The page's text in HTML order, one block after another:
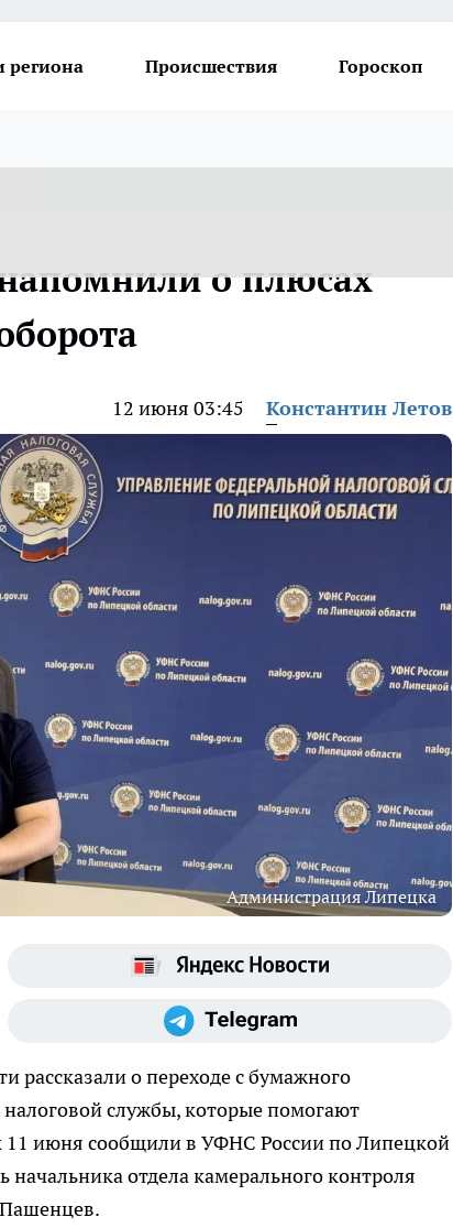
региона Происшествия Гороскоп
о плюсах
12 июня 03:45 Константин Летов
Администрация Липецка
о переходе с бумажного
службы, которые помогают
11 июня сообщили в УФНС России по Липецкой
начальника отдела камерального контроля